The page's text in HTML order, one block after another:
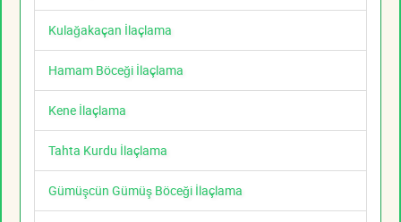
Kulağakaçan İlaçlama
Hamam Böceği İlaçlama
Kene İlaçlama
Tahta Kurdu İlaçlama
Gümüşcün Gümüş Böceği İlaçlama